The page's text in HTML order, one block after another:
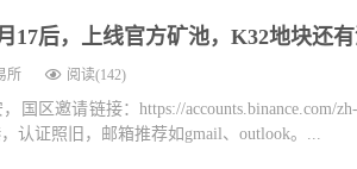
17后，上线官方矿池，K32地块还有
所 阅读(142)
国区邀请链接：https://accounts.binance.com/
认证照旧，邮箱推荐如gmail、outlook。...